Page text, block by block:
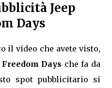
Jeep
Days
il video che avete visto,
Days che fa da
spot pubblicitario si